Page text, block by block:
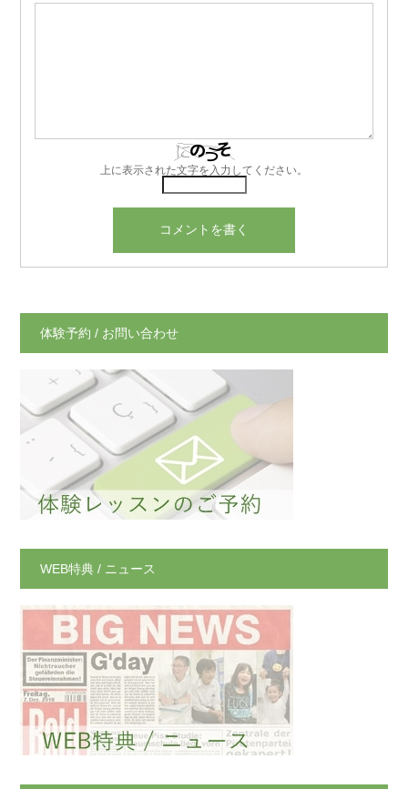
上に表示された文字を入力してください。
体験予約 / お問い合わせ
WEB特典 / ニュース